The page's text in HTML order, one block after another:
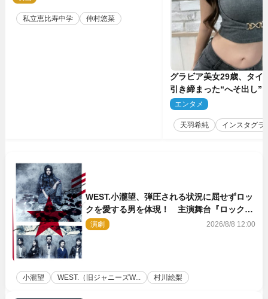
私立恵比寿中学 仲村悠菜
グラビア美女29歳、タイ
引き締まった“へそ出し”
「可愛い過ぎる」
エンタメ
天羽希純 インスタグラ
WEST.小瀧望、弾圧される状況に屈せずロッ
クを愛する男を体現！ 主演舞台『ロックン
ロール』ビジュアル解禁
演劇 2026/8/8 12:00
小瀧望 WEST.（旧ジャニーズW... 村川絵梨